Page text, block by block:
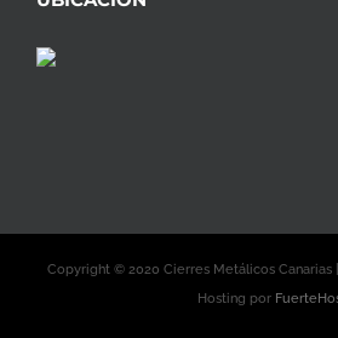
Copyright © 2020 Cierres Metálicos Canarias
Hosting por